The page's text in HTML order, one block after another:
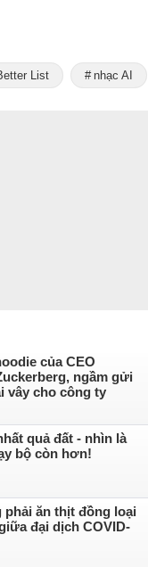
List nhạc AI
của CEO
ngầm gửi
vây cho công ty
quả đất - nhìn là
bộ còn hơn!
ăn thịt đồng loại
đại dịch COVID-